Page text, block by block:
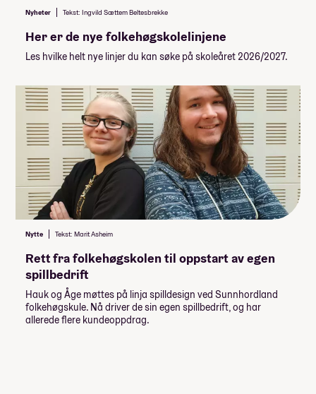
Obligatorisk: Ja
Pris: Inkludert i linjepris
Varighet: Dagstur
Måltider pr dag inkludert: 4
Summen du må dekke selv
85 100
(17 020,- per måned)
betale et administrasjonsgebyr. Resten av
summen betaler du månedsvis gjennom
skoleåret. Nærmere informasjon får du fra
skolen.
Nyheter Tekst: Ingvild Sættem Beltesbrekke
Her er de nye folkehøgskolelinjene
Les hvilke helt nye linjer du kan søke på skoleåret 2026/2027.
Nytte Tekst: Marit Asheim
Rett fra folkehøgskolen til oppstart av egen
spillbedrift
Hauk og Åge møttes på linja spilldesign ved Sunnhordland
folkehøgskule. Nå driver de sin egen spillbedrift, og har
allerede flere kundeoppdrag.